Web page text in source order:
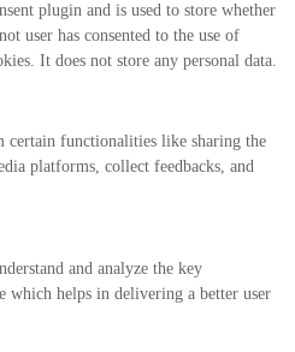
plugin and is used to store whether
user has consented to the use of
It does not store any personal data.
certain functionalities like sharing the
platforms, collect feedbacks, and
and analyze the key
which helps in delivering a better user